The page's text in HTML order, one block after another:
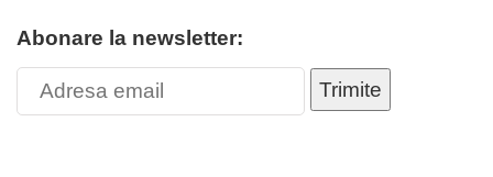
Abonare la newsletter:
Trimite